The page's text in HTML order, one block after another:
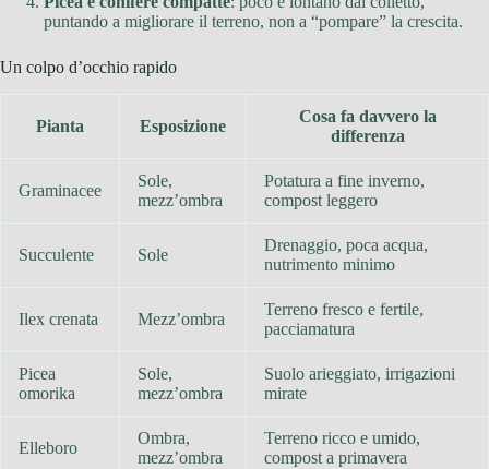
puntando a migliorare il terreno, non a “pompare” la crescita.
Un colpo d’occhio rapido
Pianta Esposizione
Cosa fa davvero la
differenza
Graminacee
Sole,
mezz’ombra
Potatura a fine inverno,
compost leggero
Succulente Sole
Drenaggio, poca acqua,
nutrimento minimo
Ilex crenata Mezz’ombra
Terreno fresco e fertile,
pacciamatura
Picea
omorika
Sole,
mezz’ombra
Suolo arieggiato, irrigazioni
mirate
Elleboro
Ombra,
mezz’ombra
Terreno ricco e umido,
compost a primavera